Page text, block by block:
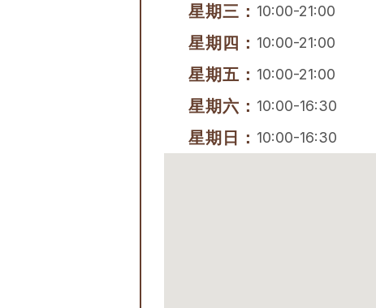
星期三： 10:00-21:00
星期四： 10:00-21:00
星期五： 10:00-21:00
星期六： 10:00-16:30
星期日： 10:00-16:30